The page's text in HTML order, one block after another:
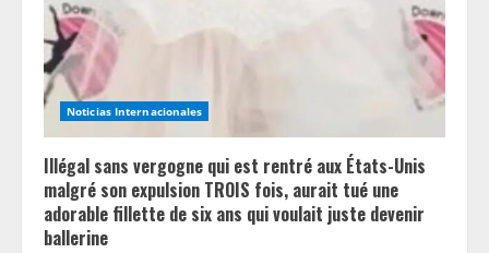
Noticias Internacionales
Illégal sans vergogne qui est rentré aux États-Unis
malgré son expulsion TROIS fois, aurait tué une
adorable fillette de six ans qui voulait juste devenir
ballerine